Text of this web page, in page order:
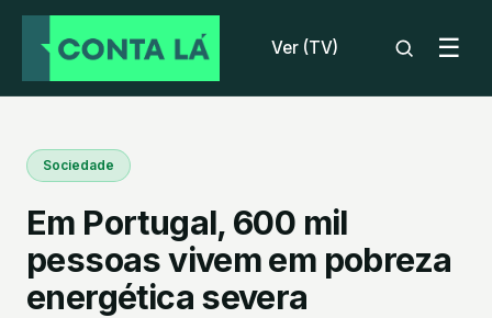
Ver (TV) ☰
Sociedade
Em Portugal, 600 mil
pessoas vivem em pobreza
energética severa